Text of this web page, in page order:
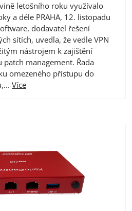
letošního roku využívalo
a déle PRAHA, 12. listopadu
dodavatel řešení
sítích, uvedla, že vedle VPN
nástrojem k zajištění
patch management. Řada
omezeného přístupu do
Více